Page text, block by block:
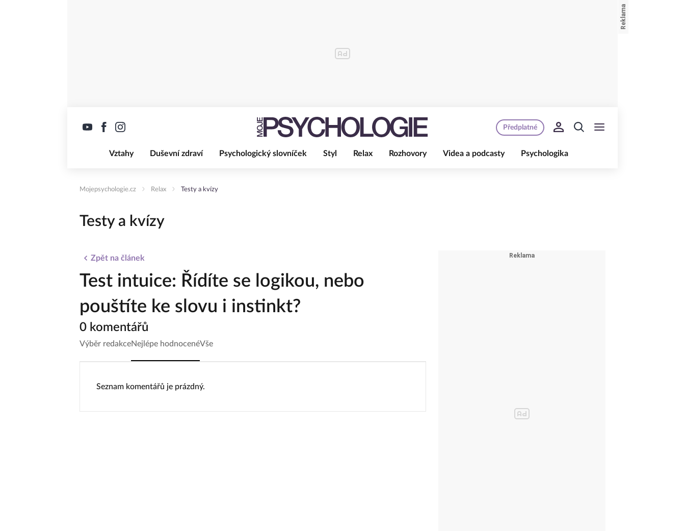
Vztahy Duševní zdraví Psychologický slovníček Styl Relax Rozhovory Videa a podcasty Psychologika
Předplatné
Mojepsychologie.cz Relax Testy a kvízy
Testy a kvízy
Zpět na článek
Test intuice: Řídíte se logikou, nebo
pouštíte ke slovu i instinkt?
0 komentářů
Výběr redakceNejlépe hodnocenéVše
Seznam komentářů je prázdný.